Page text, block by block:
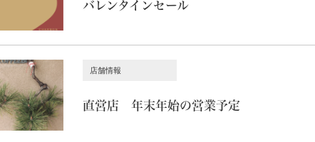
バレンタインセール
店舗情報
直営店 年末年始の営業予定